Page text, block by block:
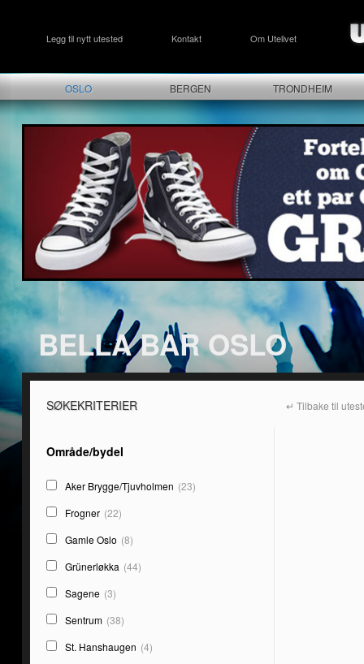
Legg til nytt utested Kontakt Om Utelivet
OSLO BERGEN TRONDHEIM
BELLA BAR OSLO
SØKEKRITERIER
Område/bydel
Aker Brygge/Tjuvholmen (23)
Frogner (22)
Gamle Oslo (8)
Grünerløkka (44)
Sagene (3)
Sentrum (38)
St. Hanshaugen (4)
↵ Tilbake til